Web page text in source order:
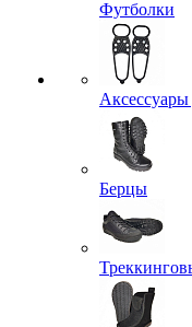
Футболки
Берцы